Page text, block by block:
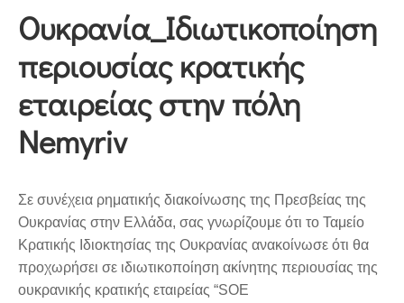
Προγράμματα
&
Εκδηλώσεις
Επικοινωνία
Ουκρανία_Ιδιωτικοποίηση
περιουσίας κρατικής
εταιρείας στην πόλη
Nemyriv
Σε συνέχεια ρηματικής διακοίνωσης της Πρεσβείας της
Ουκρανίας στην Ελλάδα, σας γνωρίζουμε ότι το Ταμείο
Κρατικής Ιδιοκτησίας της Ουκρανίας ανακοίνωσε ότι θα
προχωρήσει σε ιδιωτικοποίηση ακίνητης περιουσίας της
ουκρανικής κρατικής εταιρείας “SOE